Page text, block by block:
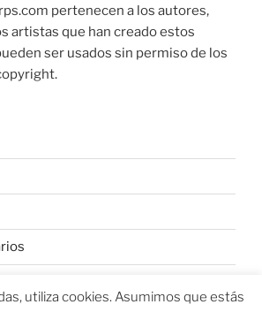
pertenecen a los autores,
artistas que han creado estos
ser usados sin permiso de los
utiliza cookies. Asumimos que estás